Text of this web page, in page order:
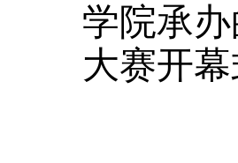
学院承
大赛开